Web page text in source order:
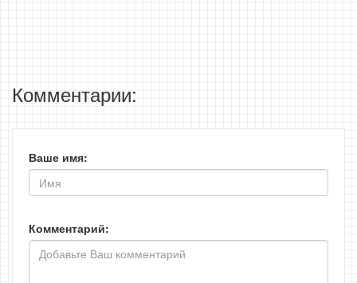
Комментарии:
Ваше имя:
Комментарий: